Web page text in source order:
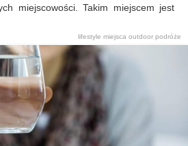
miejscowości. Takim miejscem jest
lifestyle miejsca outdoor podróże